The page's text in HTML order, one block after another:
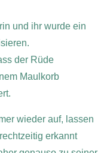
und ihr wurde ein
der Rüde
Maulkorb
wieder auf, lassen
erkannt